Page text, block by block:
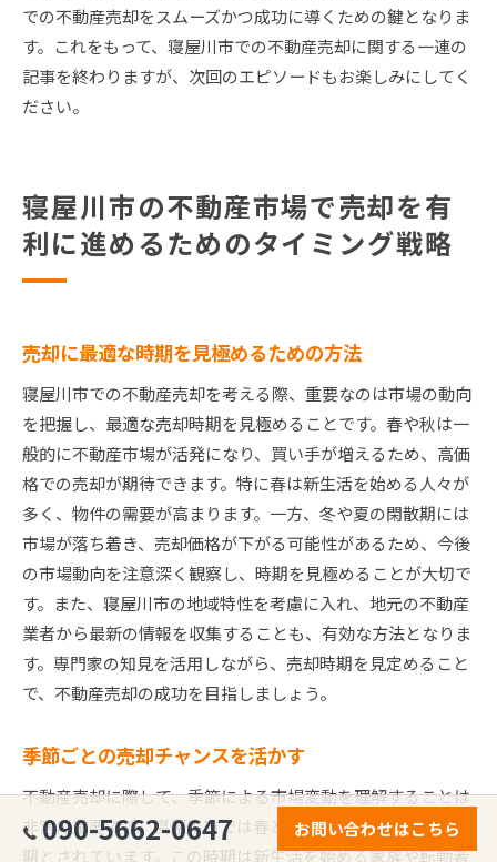
での不動産売却をスムーズかつ成功に導くための鍵となりま
す。これをもって、寝屋川市での不動産売却に関する一連の
記事を終わりますが、次回のエピソードもお楽しみにしてく
ださい。
寝屋川市の不動産市場で売却を有
利に進めるためのタイミング戦略
売却に最適な時期を見極めるための方法
寝屋川市での不動産売却を考える際、重要なのは市場の動向
を把握し、最適な売却時期を見極めることです。春や秋は一
般的に不動産市場が活発になり、買い手が増えるため、高価
格での売却が期待できます。特に春は新生活を始める人々が
多く、物件の需要が高まります。一方、冬や夏の閑散期には
市場が落ち着き、売却価格が下がる可能性があるため、今後
の市場動向を注意深く観察し、時期を見極めることが大切で
す。また、寝屋川市の地域特性を考慮に入れ、地元の不動産
業者から最新の情報を収集することも、有効な方法となりま
す。専門家の知見を活用しながら、売却時期を見定めること
で、不動産売却の成功を目指しましょう。
季節ごとの売却チャンスを活かす
不動産売却に際して、季節による市場変動を理解することは
非常に重要です。寝屋川市では春と秋が特に売却に適した時
期とされています。この時期は新生活を始める家族や転勤者
090-5662-0647 お問い合わせはこちら